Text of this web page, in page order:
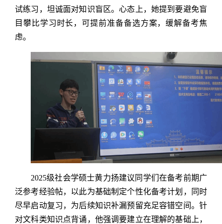
试练习，坦诚面对知识盲区。心态上，她提到要避免盲
目攀比学习时长，可提前准备备选方案，缓解备考焦
虑。
2025级社会学硕士黄力扬建议同学们在备考前期广
泛参考经验帖，以此为基础制定个性化备考计划，同时
尽早启动复习，为后续知识补漏预留充足容错空间。针
对文科类知识点背诵，他强调要建立在理解的基础上，